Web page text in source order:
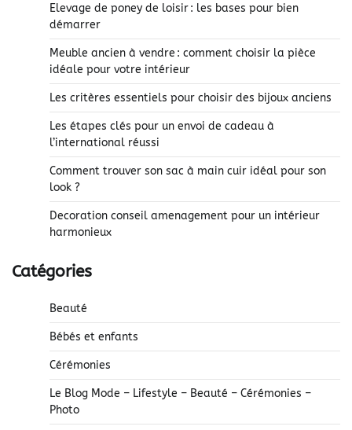
Elevage de poney de loisir : les bases pour bien
démarrer
Meuble ancien à vendre : comment choisir la pièce
idéale pour votre intérieur
Les critères essentiels pour choisir des bijoux anciens
Les étapes clés pour un envoi de cadeau à
l’international réussi
Comment trouver son sac à main cuir idéal pour son
look ?
Decoration conseil amenagement pour un intérieur
harmonieux
Catégories
Beauté
Bébés et enfants
Cérémonies
Le Blog Mode – Lifestyle – Beauté – Cérémonies –
Photo